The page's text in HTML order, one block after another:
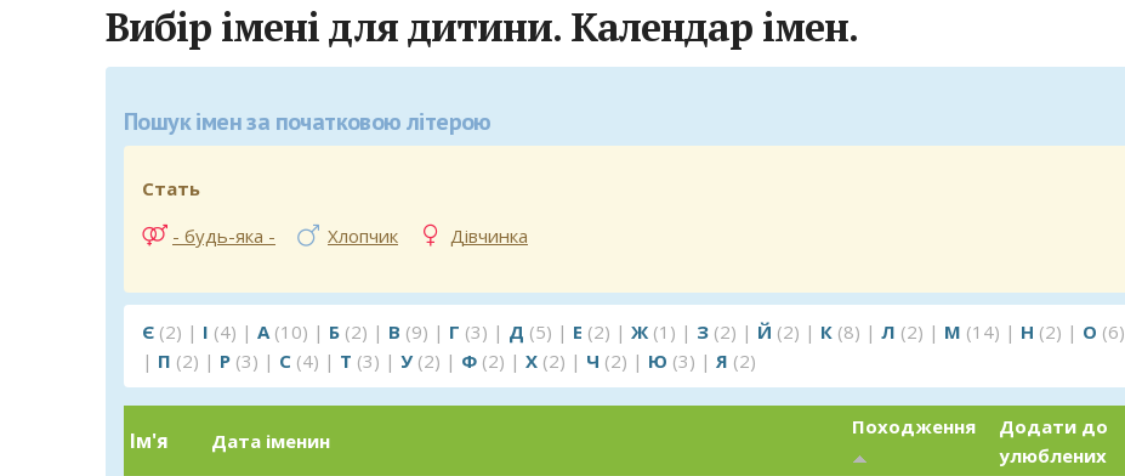
Вибір імені для дитини. Календар імен.
Пошук імен за початковою літерою
Стать
- будь-яка -
Хлопчик Дівчинка
Є (2) | І (4) | А (10) | Б (2) | В (9) | Г (3) | Д (5) | Е (2) | Ж (1) | З (2) | Й (2) | К (8) | Л (2) | М (14) | Н (2) | О (6)
| П (2) | Р (3) | С (4) | Т (3) | У (2) | Ф (2) | Х (2) | Ч (2) | Ю (3) | Я (2)
Ім'я Дата іменин
Походження
Додати до
улюблених